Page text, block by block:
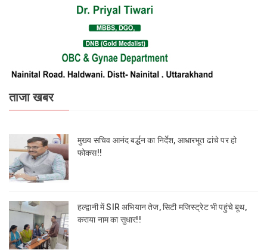
ताजा खबर
मुख्य सचिव आनंद बर्द्धन का निर्देश, आधारभूत ढांचे पर हो
फोकस!!
हल्द्वानी में SIR अभियान तेज, सिटी मजिस्ट्रेट भी पहुंचे बूथ,
कराया नाम का सुधार!!